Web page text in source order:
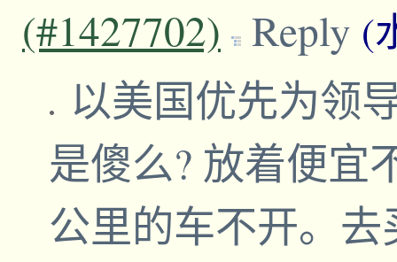
(#1427702) Reply (
以美国优先为领
是傻么? 放着便宜
公里的车不开。去